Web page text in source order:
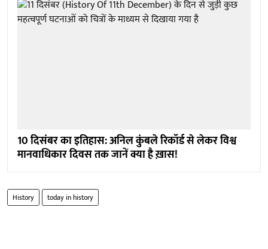
10 दिसंबर का इतिहास: अनिल कुंबले रिकॉर्ड से लेकर विश्व
मानवाधिकार दिवस तक जानें क्या है ख़ास!
History today in history